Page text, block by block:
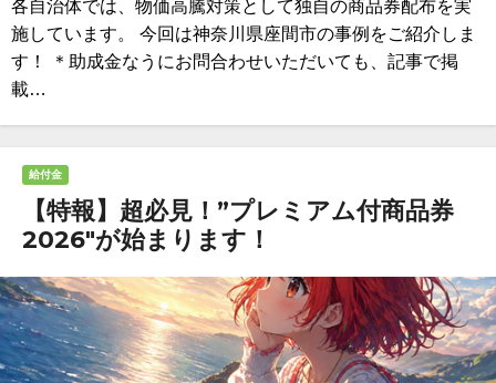
各自治体では、物価高騰対策として独自の商品券配布を実
施しています。 今回は神奈川県座間市の事例をご紹介しま
す！ ＊助成金なうにお問合わせいただいても、記事で掲
載…
給付金
【特報】超必見！”プレミアム付商品券
2026″が始まります！